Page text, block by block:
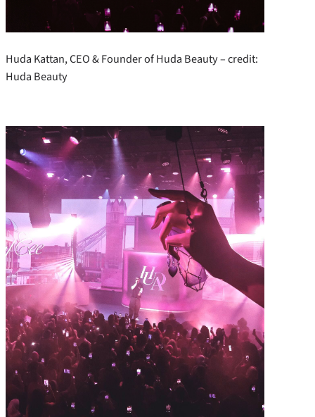
Huda Kattan, CEO & Founder of Huda Beauty – credit:
Huda Beauty